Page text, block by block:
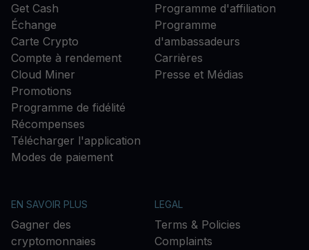
Get Cash
Échange
Carte Crypto
Compte à rendement
Cloud Miner
Promotions
Programme de fidélité
Récompenses
Télécharger l'application
Modes de paiement
Programme d'affiliation
Programme
d'ambassadeurs
Carrières
Presse et Médias
EN SAVOIR PLUS
Gagner des
cryptomonnaies
LEGAL
Terms & Policies
Complaints